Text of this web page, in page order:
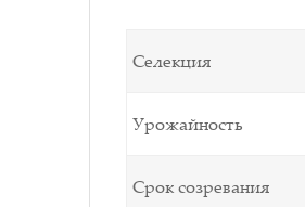
Селекция
Урожайность
Срок созревания